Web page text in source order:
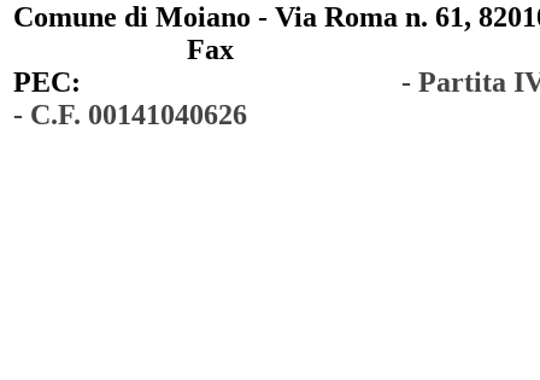
Comune di Moiano - Via Roma n. 61,
Fax
PEC:
- Partita
- C.F. 00141040626